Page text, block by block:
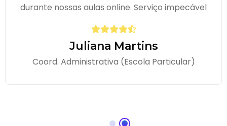
durante nossas aulas online. Serviço impecável
Juliana Martins
Coord. Administrativa (Escola Particular)